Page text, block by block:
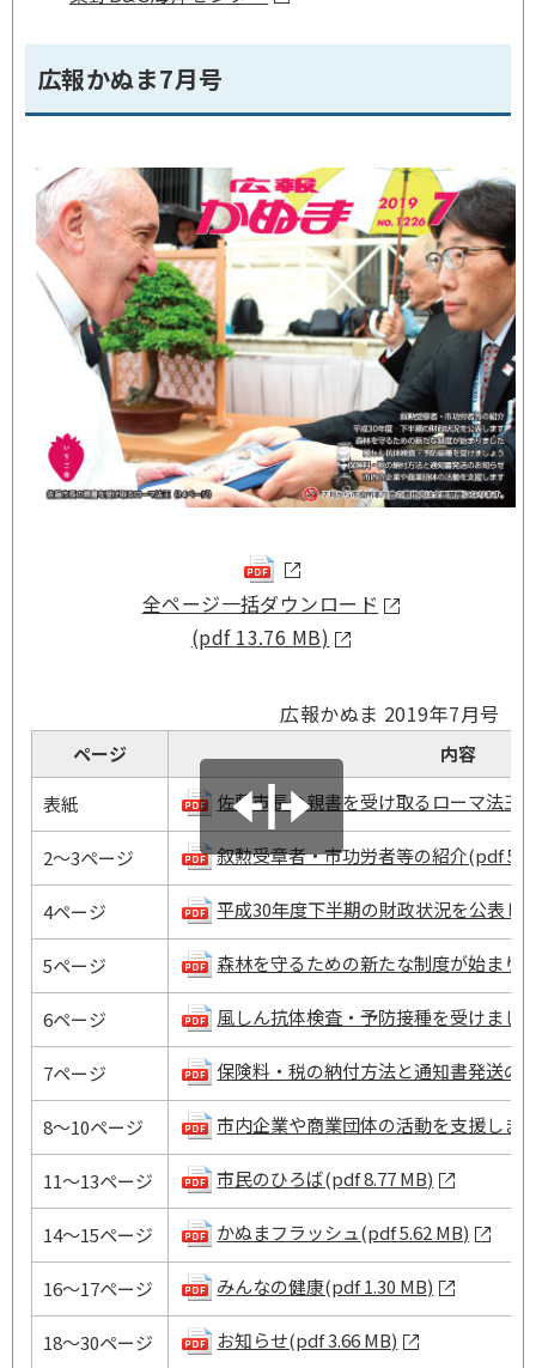
広報かぬま7月号
全ページ一括ダウンロード
(pdf 13.76 MB)
広報かぬま 2019年7月号
ページ
内容
表紙
佐藤市長の親書を受け取るローマ法王
2～3ページ 叙勲受章者・市功労者等の紹介(pdf
4ページ 平成30年度下半期の財政状況を公表し
5ページ 森林を守るための新たな制度が始まり
6ページ 風しん抗体検査・予防接種を受けまし
7ページ 保険料・税の納付方法と通知書発送の
8～10ページ 市内企業や商業団体の活動を支援しま
11～13ページ 市民のひろば(pdf 8.77 MB)
14～15ページ かぬまフラッシュ(pdf 5.62 MB)
16～17ページ みんなの健康(pdf 1.30 MB)
18～30ページ お知らせ(pdf 3.66 MB)